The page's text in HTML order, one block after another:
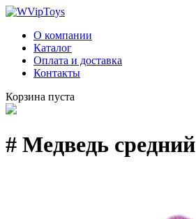
О компании
Каталог
Оплата и доставка
Контакты
Корзина пуста
# Медведь средний